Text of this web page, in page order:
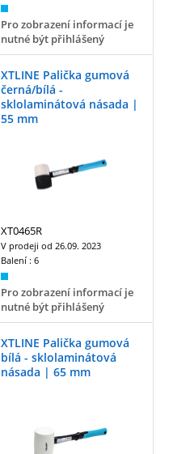
Pro zobrazení informací je
nutné být přihlášený
XTLINE Palička gumová
černá/bílá -
sklolaminátová násada |
55 mm
XT0465R
V prodeji od 26.09. 2023
Balení : 6
Pro zobrazení informací je
nutné být přihlášený
XTLINE Palička gumová
bílá - sklolaminátová
násada | 65 mm